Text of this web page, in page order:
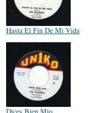
Hasta El Fin De Mi Vida